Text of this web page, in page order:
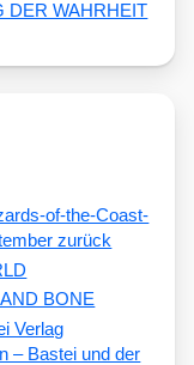
DER WAHRHEIT
of-the-Coast-
zurück
BONE
– Bastei und der